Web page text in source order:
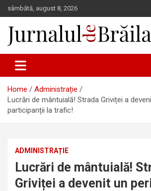
Skip
to
content
sâmbătă, august 8, 2026
Jurnalul de Brăila
Home
Administrație
Lucrări de mântuială! Strada Griviței a
participanții la trafic!
ADMINISTRAȚIE
Lucrări de mântuială!
Griviței a devenit un